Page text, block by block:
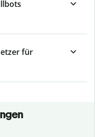
für